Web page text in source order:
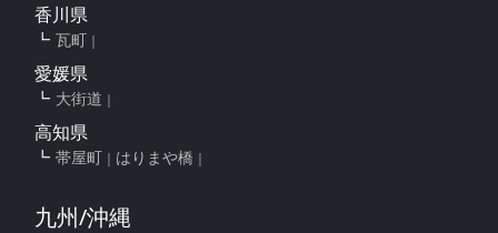
香川県
瓦町
愛媛県
大街道
高知県
帯屋町 はりまや橋
九州/沖縄